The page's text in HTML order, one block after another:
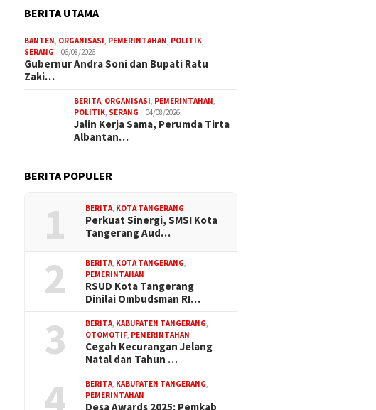
BERITA UTAMA
BANTEN, ORGANISASI, PEMERINTAHAN, POLITIK,
SERANG
06/08/2026
Gubernur Andra Soni dan Bupati Ratu
Zaki…
BERITA, ORGANISASI, PEMERINTAHAN,
POLITIK, SERANG 04/08/2026
Jalin Kerja Sama, Perumda Tirta
Albantan…
BERITA POPULER
1 BERITA, KOTA TANGERANG
Perkuat Sinergi, SMSI Kota
Tangerang Aud…
2 BERITA, KOTA TANGERANG,
PEMERINTAHAN
RSUD Kota Tangerang
Dinilai Ombudsman RI…
3 BERITA, KABUPATEN TANGERANG,
OTOMOTIF, PEMERINTAHAN
Cegah Kecurangan Jelang
Natal dan Tahun …
4 BERITA, KABUPATEN TANGERANG,
PEMERINTAHAN
Desa Awards 2025: Pemkab